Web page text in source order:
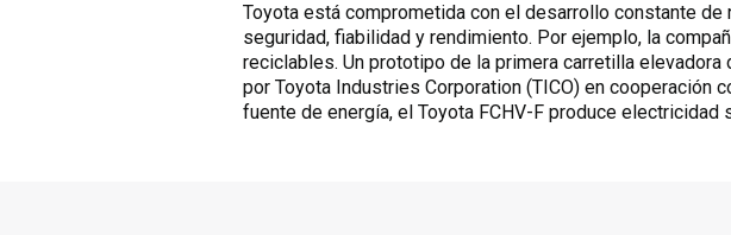
Toyota está comprometida con el desarrollo constante
seguridad, fiabilidad y rendimiento. Por ejemplo, la
reciclables. Un prototipo de la primera carretilla
por Toyota Industries Corporation (TICO) en cooperación
fuente de energía, el Toyota FCHV-F produce